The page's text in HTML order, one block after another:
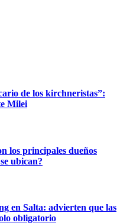
de los kirchneristas”:
Milei
los principales dueños
ubican?
en Salta: advierten que las
obligatorio